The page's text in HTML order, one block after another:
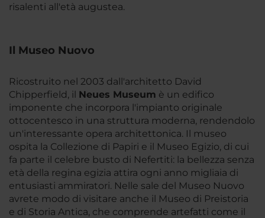
risalenti all'età augustea.
Il Museo Nuovo
Ricostruito nel 2003 dall'architetto David
Chipperfield, il Neues Museum è un edifico
imponente che incorpora l'impianto originale
ottocentesco in una struttura moderna, rendendolo
un'interessante opera architettonica. Il museo
ospita la Collezione di Papiri e il Museo Egizio, di cui
fa parte il celebre busto di Nefertiti: la bellezza senza
età della regina egizia attira ogni anno migliaia di
entusiasti ammiratori. Nelle sale del Museo Nuovo
avrete modo di visitare anche il Museo di Preistoria
e di Storia Antica, che comprende artefatti come il